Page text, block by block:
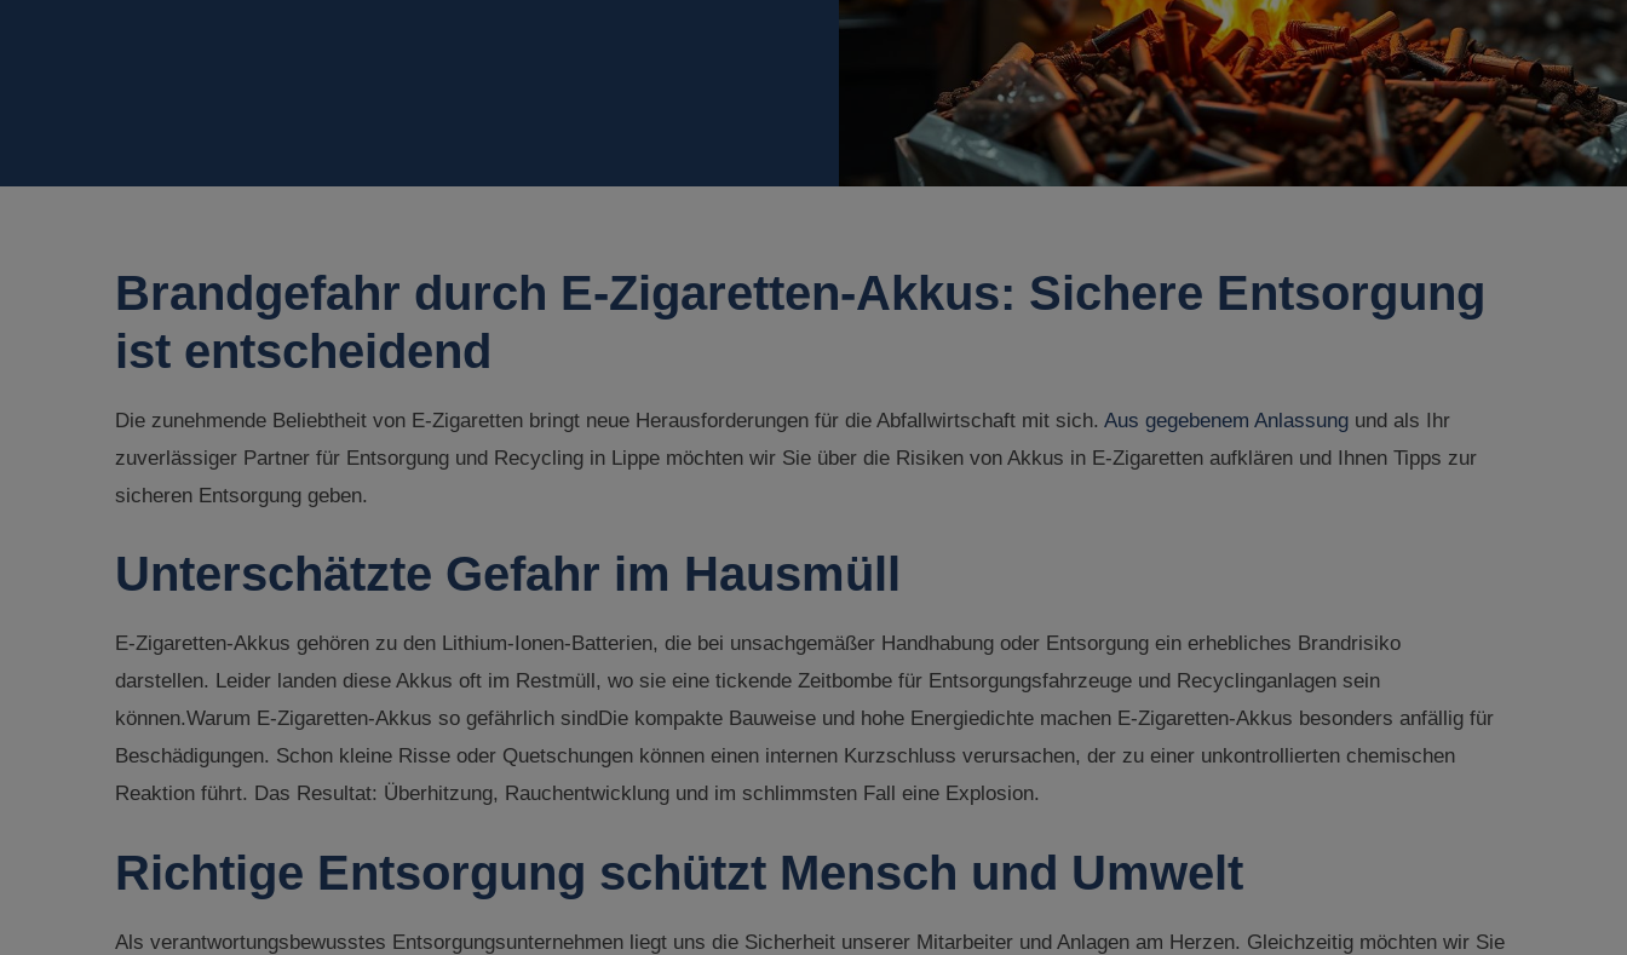
Brandgefahr durch E-Zigaretten-Akkus: Sichere Entsorgung
ist entscheidend
Die zunehmende Beliebtheit von E-Zigaretten bringt neue Herausforderungen für die Abfallwirtschaft mit sich. Aus gegebenem Anlassung und als Ihr
zuverlässiger Partner für Entsorgung und Recycling in Lippe möchten wir Sie über die Risiken von Akkus in E-Zigaretten aufklären und Ihnen Tipps zur
sicheren Entsorgung geben.
Unterschätzte Gefahr im Hausmüll
E-Zigaretten-Akkus gehören zu den Lithium-Ionen-Batterien, die bei unsachgemäßer Handhabung oder Entsorgung ein erhebliches Brandrisiko
darstellen. Leider landen diese Akkus oft im Restmüll, wo sie eine tickende Zeitbombe für Entsorgungsfahrzeuge und Recyclinganlagen sein
können.Warum E-Zigaretten-Akkus so gefährlich sindDie kompakte Bauweise und hohe Energiedichte machen E-Zigaretten-Akkus besonders anfällig für
Beschädigungen. Schon kleine Risse oder Quetschungen können einen internen Kurzschluss verursachen, der zu einer unkontrollierten chemischen
Reaktion führt. Das Resultat: Überhitzung, Rauchentwicklung und im schlimmsten Fall eine Explosion.
Richtige Entsorgung schützt Mensch und Umwelt
Als verantwortungsbewusstes Entsorgungsunternehmen liegt uns die Sicherheit unserer Mitarbeiter und Anlagen am Herzen. Gleichzeitig möchten wir Sie